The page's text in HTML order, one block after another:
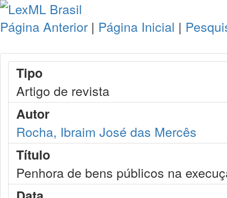
Página Anterior | Página Inicial |
Tipo
Artigo de revista
Autor
Rocha, Ibraim José das Mercês
Título
Penhora de bens públicos na